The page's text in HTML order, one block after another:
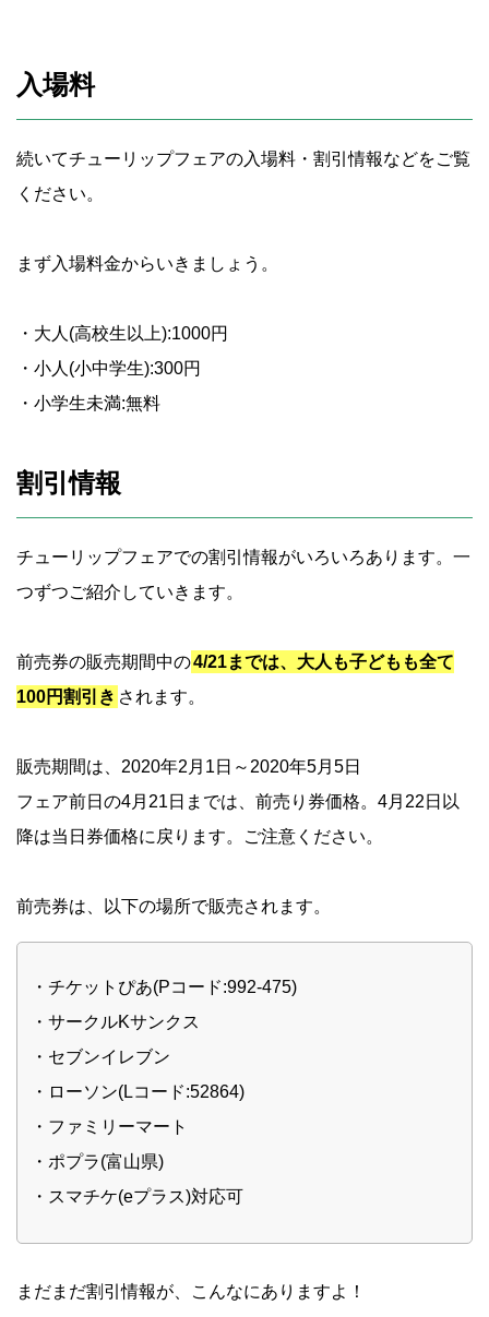
入場料
続いてチューリップフェアの入場料・割引情報などをご覧
ください。
まず入場料金からいきましょう。
・大人(高校生以上):1000円
・小人(小中学生):300円
・小学生未満:無料
割引情報
チューリップフェアでの割引情報がいろいろあります。一
つずつご紹介していきます。
前売券の販売期間中の4/21までは、大人も子どもも全て
100円割引き されます。
販売期間は、2020年2月1日～2020年5月5日
フェア前日の4月21日までは、前売り券価格。4月22日以
降は当日券価格に戻ります。ご注意ください。
前売券は、以下の場所で販売されます。
・チケットぴあ(Pコード:992-475)
・サークルKサンクス
・セブンイレブン
・ローソン(Lコード:52864)
・ファミリーマート
・ポプラ(富山県)
・スマチケ(eプラス)対応可
まだまだ割引情報が、こんなにありますよ！